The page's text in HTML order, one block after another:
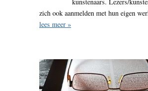
kunstenaars. Lezers/
zich ook aanmelden met hun eigen
lees meer »